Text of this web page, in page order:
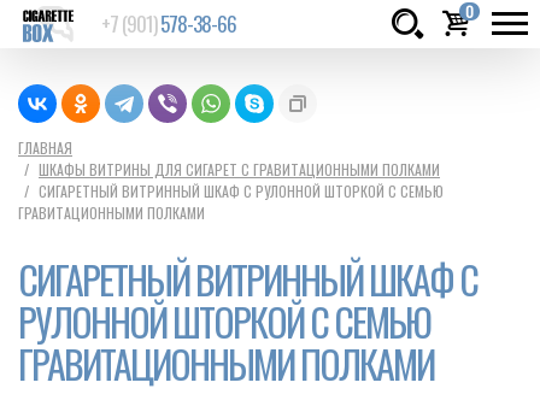
+7 (901)578-38-66 0
руб.
ГЛАВНАЯ
ШКАФЫ ВИТРИНЫ ДЛЯ СИГАРЕТ С ГРАВИТАЦИОННЫМИ ПОЛКАМИ
СИГАРЕТНЫЙ ВИТРИННЫЙ ШКАФ С РУЛОННОЙ ШТОРКОЙ С СЕМЬЮ
ГРАВИТАЦИОННЫМИ ПОЛКАМИ
СИГАРЕТНЫЙ ВИТРИННЫЙ ШКАФ С
РУЛОННОЙ ШТОРКОЙ С СЕМЬЮ
ГРАВИТАЦИОННЫМИ ПОЛКАМИ